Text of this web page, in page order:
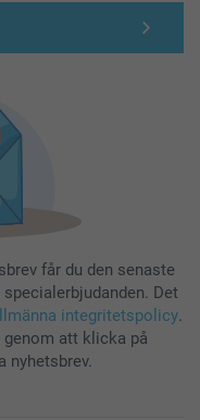
får du den senaste
Det
integritetspolicy.
att klicka på
nyhetsbrev.